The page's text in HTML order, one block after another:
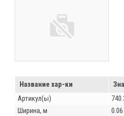
Название хар-ки
Артикул(ы)
Ширина, м
0.06